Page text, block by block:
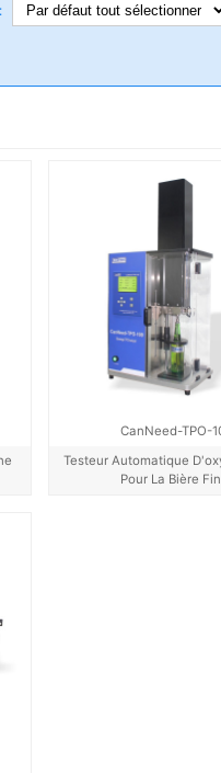
CanNeed-TPO-
Testeur Automatique
Pour La Bière